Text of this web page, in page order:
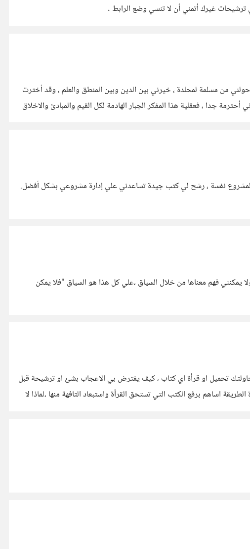
هو الأهم في حياتي فقد حولني من مسلمة لمحلدة ، خيرني بين الدين وبين المنطق والعلم ، وقد أخترت
أحترمة جدا ، فعقلية هذا المفكر الجبار الهادمة لكل القيم والمبادئ والاخلاق
نفسة ، رشح لي كتب جيدة تساعدني علي إدارة مشروعي بشكل أفضل.
فهم معناها من خلال السياق ،علي كل هذا هو السياق "فلا يمكن
تحميل او قرأة اي كتاب ، كيف يفترض بي الاعجاب بشئ او ترشيحة قبل
اساهم برفع الكتب التي تستحق القرأة واستبعاد التافهة منها ،لماذا لا